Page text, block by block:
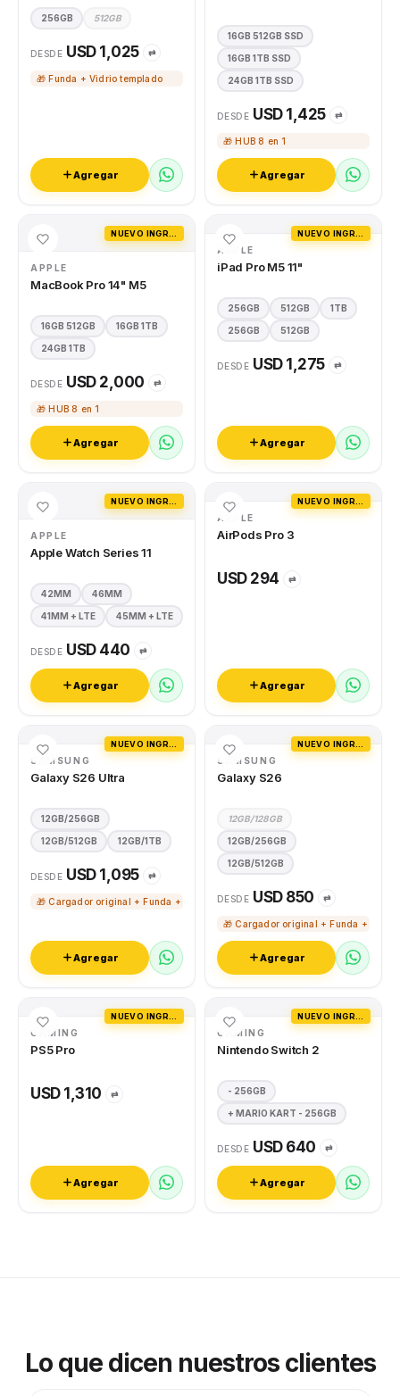
256GB 512GB
DESDE USD 1,025 ⇄
🎁 Funda + Vidrio templado
Agregar
16GB 512GB SSD
16GB 1TB SSD
24GB 1TB SSD
DESDE USD 1,425 ⇄
🎁 HUB 8 en 1
Agregar
APPLE
MacBook Pro 14" M5
16GB 512GB 16GB 1TB
24GB 1TB
DESDE USD 2,000 ⇄
🎁 HUB 8 en 1
Agregar
APPLE
iPad Pro M5 11"
256GB 512GB 1TB
256GB 512GB
DESDE USD 1,275 ⇄
Agregar
APPLE
Apple Watch Series 11
42MM 46MM
41MM + LTE 45MM + LTE
DESDE USD 440 ⇄
Agregar
APPLE
AirPods Pro 3
USD 294 ⇄
Agregar
SAMSUNG
Galaxy S26 Ultra
12GB/256GB
12GB/512GB 12GB/1TB
DESDE USD 1,095 ⇄
🎁 Cargador original + Funda + Vidrio templado
Agregar
SAMSUNG
Galaxy S26
12GB/128GB
12GB/256GB
12GB/512GB
DESDE USD 850 ⇄
🎁 Cargador original + Funda +
Agregar
GAMING
PS5 Pro
USD 1,310 ⇄
Agregar
GAMING
Nintendo Switch 2
- 256GB
+ MARIO KART - 256GB
DESDE USD 640 ⇄
Agregar
Lo que dicen nuestros clientes